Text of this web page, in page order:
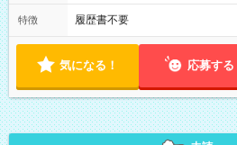
特徴 履歴書不要
気になる！ 応募する